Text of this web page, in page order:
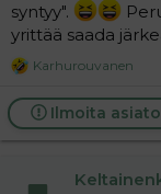
syntyy".
yrittää saada
R
a
c
t
Karhurouvanen
Ilmoita